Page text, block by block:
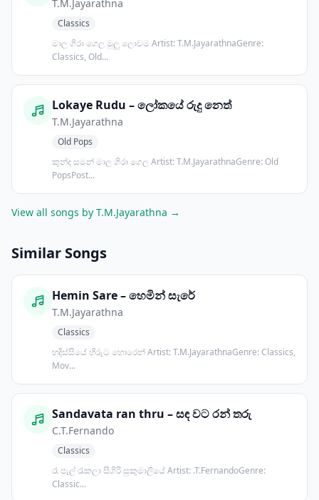
T.M.Jayarathna
Classics
මාල ගිරා ගෙල මුලු ලොවම Artist: T.M.JayarathnaGenre:
Classics, Old...
Lokaye Rudu – ලෝකයේ රුදු නෙත්
T.M.Jayarathna
Old Pops
කුන්ද සමන් මාල ගිරා ගෙල Artist: T.M.JayarathnaGenre: Old
PopsPost...
View all songs by T.M.Jayarathna →
Similar Songs
Hemin Sare – හෙමින් සැරේ
T.M.Jayarathna
Classics
හදිස්සියේ හිරුට හොරෙන් Artist: T.M.JayarathnaGenre: Classics,
Mov...
Sandavata ran thru – සඳ වට රන් තරු
C.T.Fernando
Classics
රෑ පැල් රැකලා සීගිරි සුකුමාලියේ Artist: .T.FernandoGenre:
Classic...